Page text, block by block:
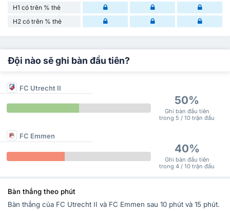
H1 có trên % thẻ
H2 có trên % thẻ
Đội nào sẽ ghi bàn đầu tiên?
FC Utrecht II
50%
Ghi bàn đầu tiên
trong 5 / 10 trận đấu
FC Emmen
40%
Ghi bàn đầu tiên
trong 4 / 10 trận đấu
Bàn thắng theo phút
Bàn thắng của FC Utrecht II và FC Emmen sau 10 phút và 15 phút.